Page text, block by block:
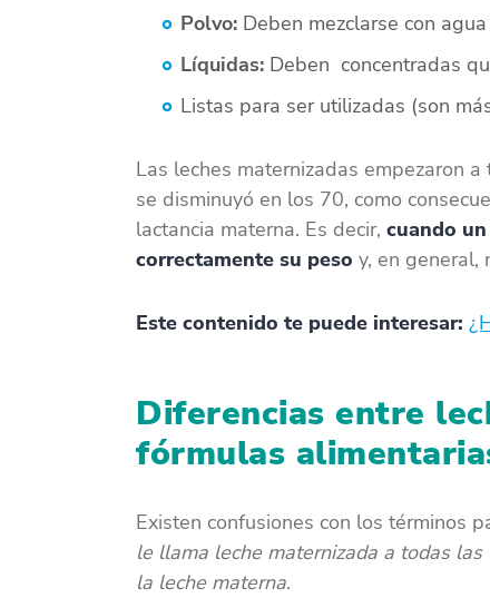
Polvo: Deben mezclarse con
Líquidas: Deben concentradas
Listas para ser utilizadas (son
Las leches maternizadas empezaron
se disminuyó en los 70, como
lactancia materna. Es decir, cuando
correctamente su peso y, en general,
Este contenido te puede interesar:
Diferencias entre
fórmulas
Existen confusiones con los términos
le llama leche maternizada a todas
la leche materna.